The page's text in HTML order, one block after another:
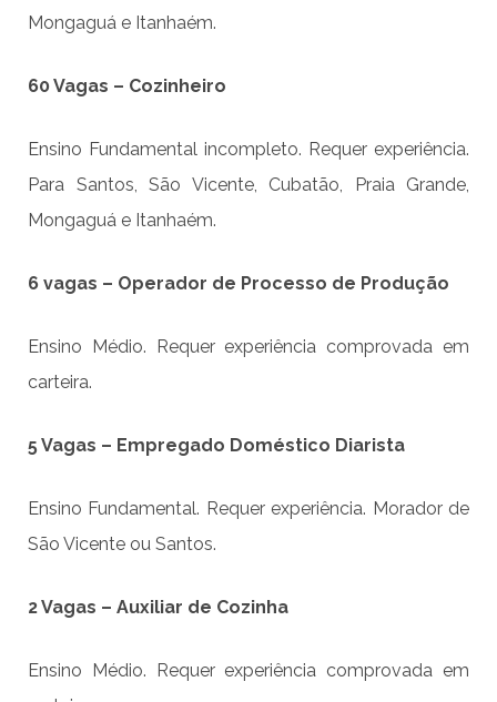
Mongaguá e Itanhaém.
60 Vagas – Cozinheiro
Ensino Fundamental incompleto. Requer experiência.
Para Santos, São Vicente, Cubatão, Praia Grande,
Mongaguá e Itanhaém.
6 vagas – Operador de Processo de Produção
Ensino Médio. Requer experiência comprovada em
carteira.
5 Vagas – Empregado Doméstico Diarista
Ensino Fundamental. Requer experiência. Morador de
São Vicente ou Santos.
2 Vagas – Auxiliar de Cozinha
Ensino Médio. Requer experiência comprovada em